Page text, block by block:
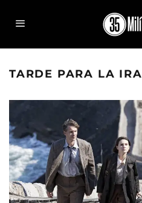
TARDE PARA LA IRA